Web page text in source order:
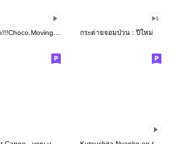
English!!!Choco.Moving Sticker กระต่ายจอมป่วน : ปีใหม่